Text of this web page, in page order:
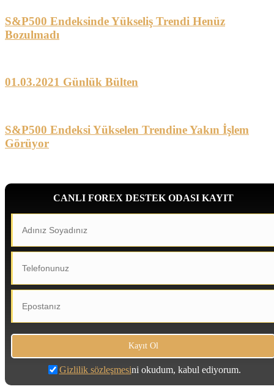
S&P500 Endeksinde Yükseliş Trendi Henüz
Bozulmadı
01.03.2021 Günlük Bülten
S&P500 Endeksi Yükselen Trendine Yakın İşlem
Görüyor
CANLI FOREX DESTEK ODASI KAYIT
Gizlilik sözleşmesini okudum, kabul ediyorum.